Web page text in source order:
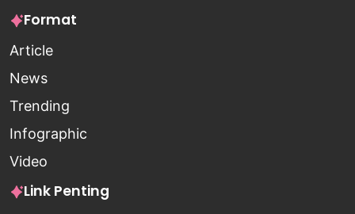
Format
Article
News
Trending
Infographic
Video
Link Penting